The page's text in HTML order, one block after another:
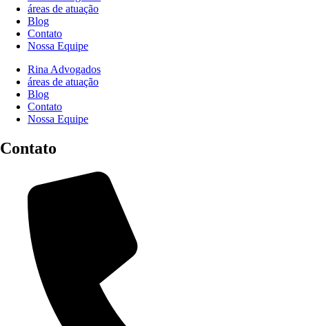
áreas de atuação
Blog
Contato
Nossa Equipe
Rina Advogados
áreas de atuação
Blog
Contato
Nossa Equipe
Contato